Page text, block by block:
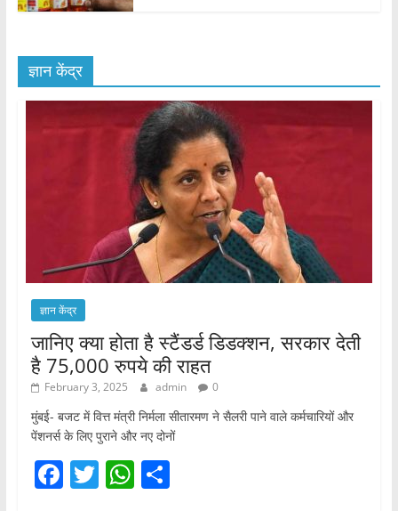
ज्ञान केंद्र
ज्ञान केंद्र
जानिए क्या होता है स्टैंडर्ड डिडक्शन, सरकार देती
है 75,000 रुपये की राहत
February 3, 2025 admin 0
मुंबई- बजट में वित्त मंत्री निर्मला सीतारमण ने सैलरी पाने वाले कर्मचारियों और
पेंशनर्स के लिए पुराने और नए दोनों
F T W S